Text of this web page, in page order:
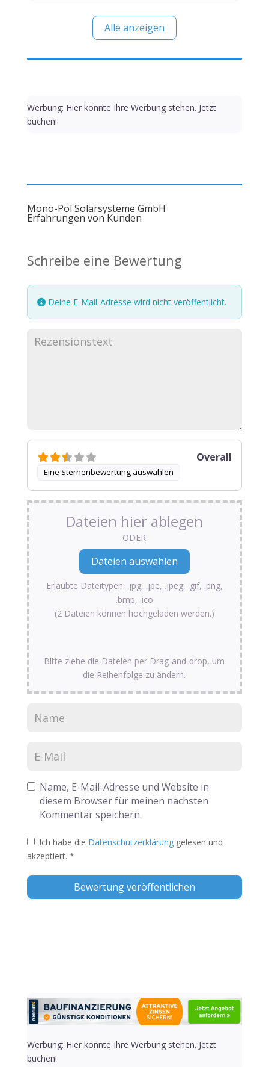
Alle anzeigen
Werbung: Hier könnte Ihre Werbung stehen. Jetzt
buchen!
Mono-Pol Solarsysteme GmbH
Erfahrungen von Kunden
Schreibe eine Bewertung
Deine E-Mail-Adresse wird nicht veröffentlicht.
Eine Sternenbewertung auswählen
Overall
Dateien hier ablegen
ODER
Erlaubte Dateitypen: .jpg, .jpe, .jpeg, .gif, .png,
.bmp, .ico
(2 Dateien können hochgeladen werden.)
Bitte ziehe die Dateien per Drag-and-drop, um
die Reihenfolge zu ändern.
Name, E-Mail-Adresse und Website in
diesem Browser für meinen nächsten
Kommentar speichern.
Ich habe die Datenschutzerklärung gelesen und
akzeptiert. *
Werbung: Hier könnte Ihre Werbung stehen. Jetzt
buchen!